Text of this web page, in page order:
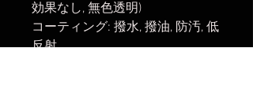
効果なし, 無色透明)
コーティング: 撥水, 撥油, 防汚, 低
反射